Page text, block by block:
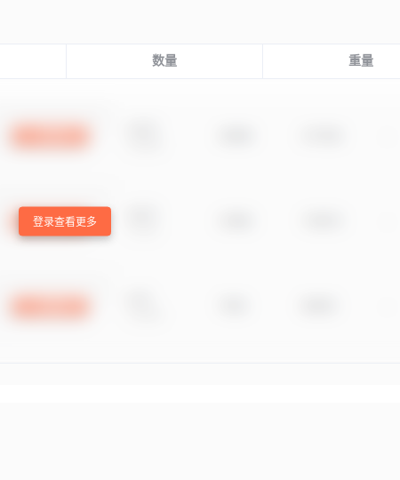
数量 重量
登录查看更多